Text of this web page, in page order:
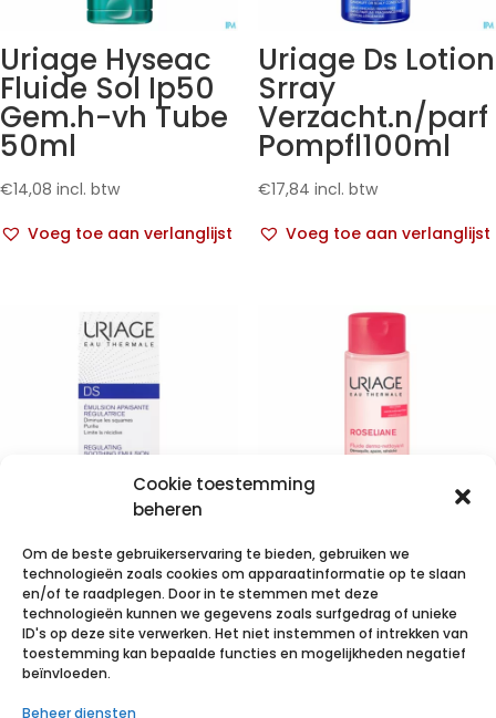
Cookie toestemming
beheren
Om de beste gebruikerservaring te bieden, gebruiken we
technologieën zoals cookies om apparaatinformatie op te slaan
en/of te raadplegen. Door in te stemmen met deze
technologieën kunnen we gegevens zoals surfgedrag of unieke
ID's op deze site verwerken. Het niet instemmen of intrekken van
toestemming kan bepaalde functies en mogelijkheden negatief
beïnvloeden.
Beheer diensten
Uriage Hyseac
Fluide Sol Ip50
Gem.h-vh Tube
50ml
€14,08 incl. btw
Voeg toe aan verlanglijst
Uriage Ds Lotion
Srray
Verzacht.n/parf
Pompfl100ml
€17,84 incl. btw
Voeg toe aan verlanglijst
Uriage Ds Emuls
Regulerende
Verzorging
Tube 40ml
Uriage
Roseliane
Dermo
Reiniging